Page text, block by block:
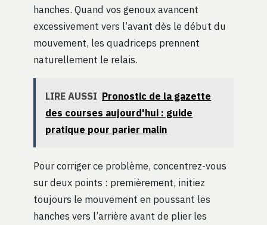
hanches. Quand vos genoux avancent
excessivement vers l’avant dès le début du
mouvement, les quadriceps prennent
naturellement le relais.
LIRE AUSSI Pronostic de la gazette
des courses aujourd'hui : guide
pratique pour parier malin
Pour corriger ce problème, concentrez-vous
sur deux points : premièrement, initiez
toujours le mouvement en poussant les
hanches vers l’arrière avant de plier les